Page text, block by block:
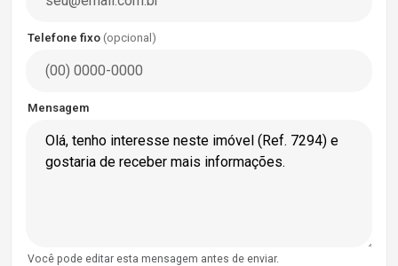
Telefone fixo (opcional)
Mensagem
Você pode editar esta mensagem antes de enviar.